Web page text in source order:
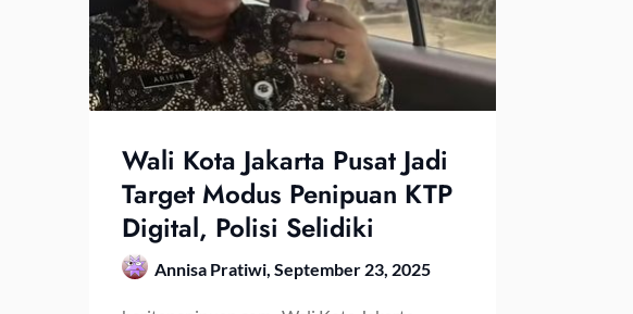
Wali Kota Jakarta Pusat Jadi
Target Modus Penipuan KTP
Digital, Polisi Selidiki
Annisa Pratiwi, September 23, 2025